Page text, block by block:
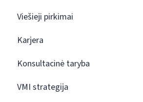
Viešieji pirkimai
Karjera
Konsultacinė taryba
VMI strategija